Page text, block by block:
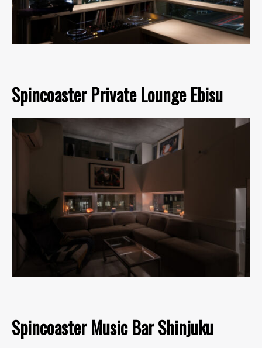
Spincoaster Private Lounge Ebisu
Spincoaster Music Bar Shinjuku